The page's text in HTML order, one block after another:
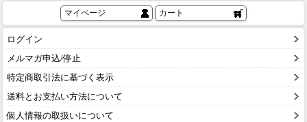
マイページ カート
ログイン
メルマガ申込/停止
特定商取引法に基づく表示
送料とお支払い方法について
個人情報の取扱いについて